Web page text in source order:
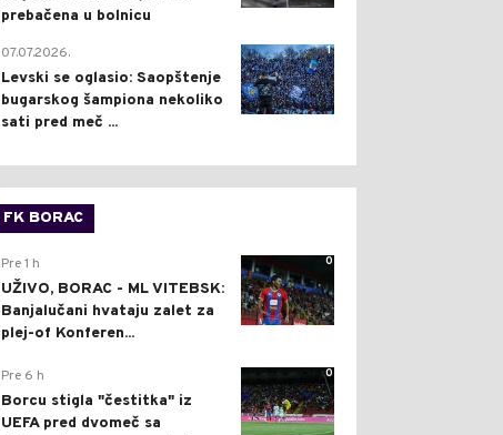
prebačena u bolnicu
1
07.07.2026.
Levski se oglasio: Saopštenje
bugarskog šampiona nekoliko
sati pred meč ...
FK BORAC
0
Pre 1 h
UŽIVO, BORAC - ML VITEBSK:
Banjalučani hvataju zalet za
plej-of Konferen...
0
Pre 6 h
Borcu stigla "čestitka" iz
UEFA pred dvomeč sa